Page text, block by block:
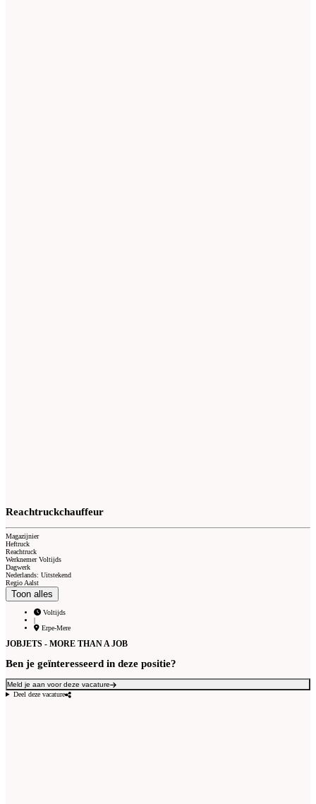
Reachtruckchauffeur
Magazijnier
Heftruck
Reachtruck
Werknemer Voltijds
Dagwerk
Nederlands: Uitstekend
Regio Aalst
Toon alles
Voltijds
|
Erpe-Mere
JOBJETS - MORE THAN A JOB
Ben je geïnteresseerd in deze positie?
Meld je aan voor deze vacature
Deel deze vacature